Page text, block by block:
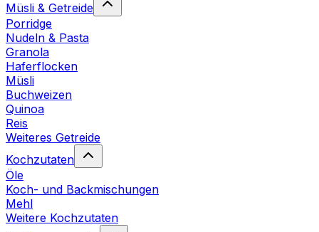
Müsli & Getreide
Porridge
Nudeln & Pasta
Granola
Haferflocken
Müsli
Buchweizen
Quinoa
Reis
Weiteres Getreide
Kochzutaten
Öle
Koch- und Backmischungen
Mehl
Weitere Kochzutaten